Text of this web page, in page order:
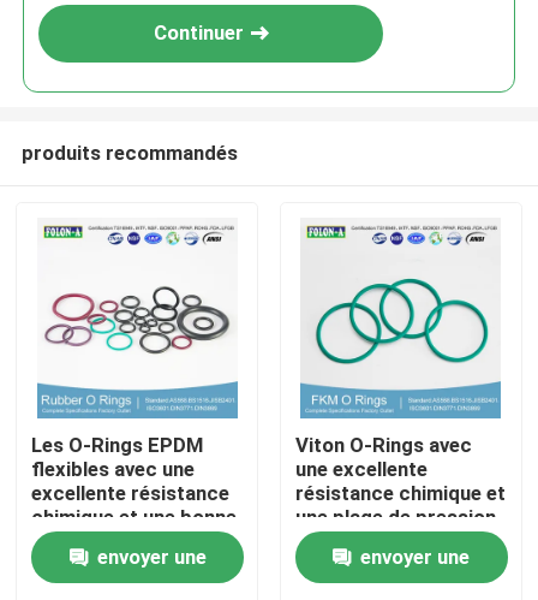
Aperçu
Produits
Continuer
produits recommandés
Les O-Rings EPDM
flexibles avec une
excellente résistance
chimique et une bonne
résistance aux UV
envoyer une
Viton O-Rings avec
une excellente
résistance chimique et
une plage de pression
de 1000 psi
envoyer une